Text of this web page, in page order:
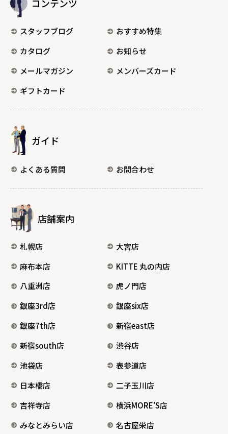
コンテンツ
スタッフブログ
おすすめ特集
カタログ
お知らせ
メールマガジン
メンバーズカード
ギフトカード
ガイド
よくある質問 お問合わせ
店舗案内
札幌店
大宮店
麻布本店
KITTE 丸の内店
八重洲店
虎ノ門店
銀座3rd店
銀座six店
銀座7th店
新宿east店
新宿south店
渋谷店
池袋店
表参道店
日本橋店
二子玉川店
吉祥寺店
横浜MORE’S店
みなとみらい店
名古屋栄店